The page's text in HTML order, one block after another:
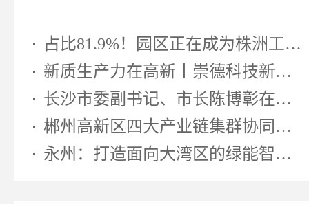
占比81.9%！园区正在成为株洲工业...
新质生产力在高新丨崇德科技新型...
长沙市委副书记、市长陈博彰在湖南...
郴州高新区四大产业链集群协同发...
永州：打造面向大湾区的绿能智算先...